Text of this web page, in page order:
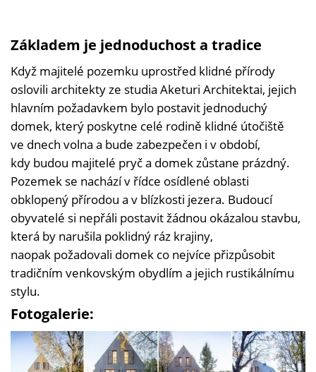
Základem je jednoduchost a tradice
Když majitelé pozemku uprostřed klidné přírody
oslovili architekty ze studia Aketuri Architektai, jejich
hlavním požadavkem bylo postavit jednoduchý
domek, který poskytne celé rodině klidné útočiště
ve dnech volna a bude zabezpečen i v období,
kdy budou majitelé pryč a domek zůstane prázdný.
Pozemek se nachází v řídce osídlené oblasti
obklopený přírodou a v blízkosti jezera. Budoucí
obyvatelé si nepřáli postavit žádnou okázalou stavbu,
která by narušila poklidný ráz krajiny,
naopak požadovali domek co nejvíce přizpůsobit
tradičním venkovským obydlím a jejich rustikálnímu
stylu.
Fotogalerie: